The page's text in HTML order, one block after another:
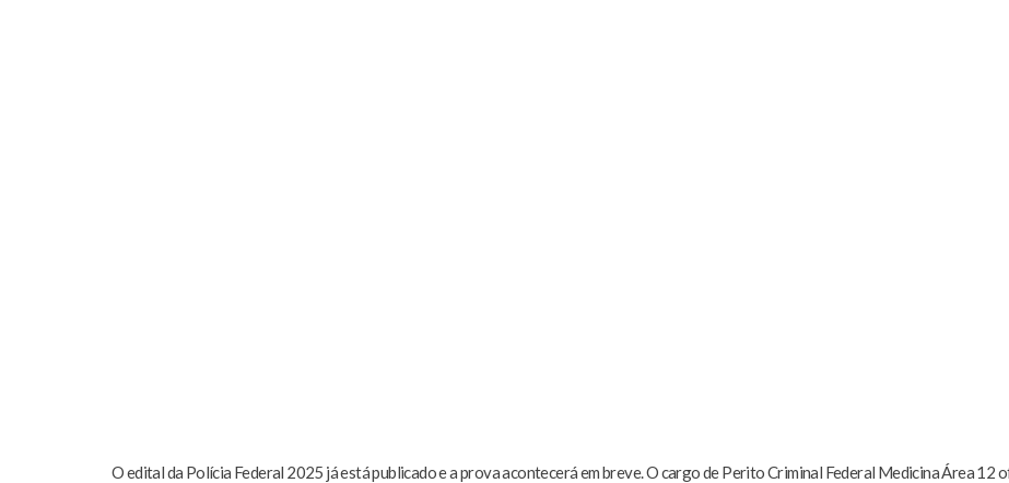
O edital da Polícia Federal 2025 já está publicado e a prova acontecerá em breve. O cargo de Perito Criminal Federal Medicina Área 12